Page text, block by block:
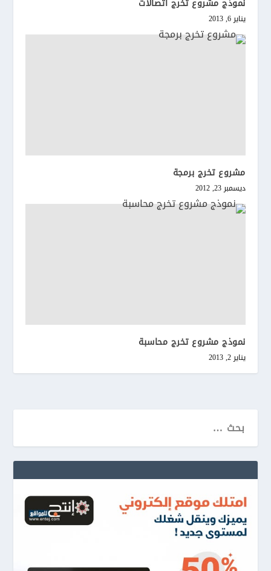
يناير 6, 2013
مشروع تخرج برمجة
ديسمبر 23, 2012
نموذج مشروع تخرج محاسبة
يناير 2, 2013